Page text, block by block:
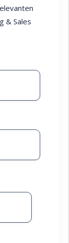
& Sales